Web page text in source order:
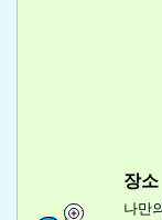
장소
나만